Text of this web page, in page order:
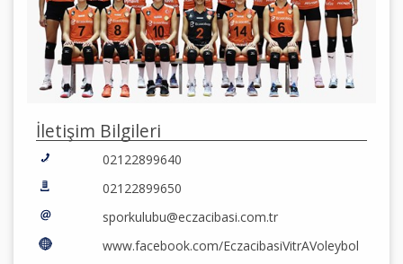
İletişim Bilgileri
02122899640
02122899650
sporkulubu@eczacibasi.com.tr
www.facebook.com/EczacibasiVitrAVoleybol